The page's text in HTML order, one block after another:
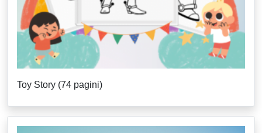
Toy Story (74 pagini)